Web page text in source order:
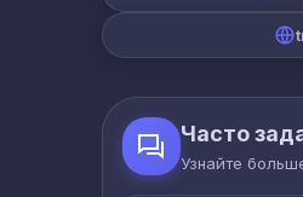
Часто
Узнайте